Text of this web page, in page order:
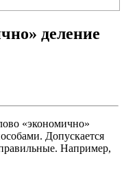
деление
«экономично»
Допускается
Например,